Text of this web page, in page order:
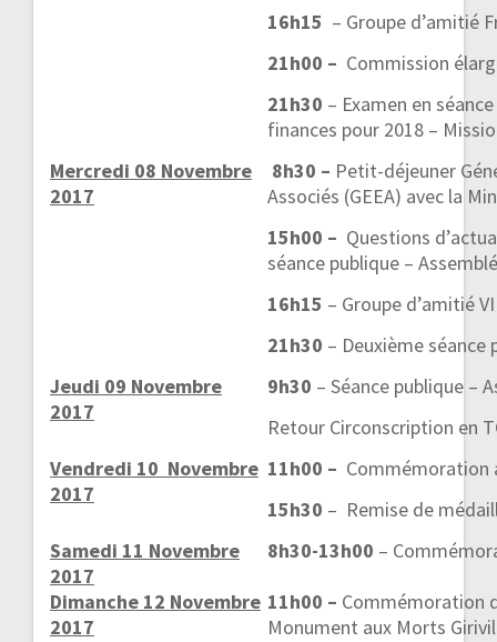
16h15 – Groupe d’amitié
21h00 – Commission
21h30 – Examen en
finances pour 2018 –
Mercredi 08 Novembre
2017
8h30 – Petit-déjeuner
Associés (GEEA) avec la
15h00 – Questions
séance publique –
16h15 – Groupe d’amitié
21h30 – Deuxième séance
Jeudi 09 Novembre
2017
9h30 – Séance publique –
Retour Circonscription en
Vendredi 10 Novembre
2017
11h00 – Commémoration
15h30 – Remise de
Samedi 11 Novembre
2017
8h30-13h00 –
Dimanche 12 Novembre
2017
11h00 – Commémoration
Monument aux Morts